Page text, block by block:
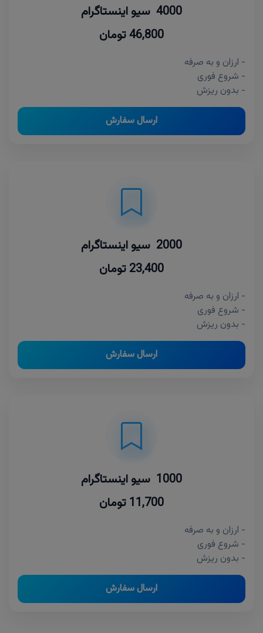
4000 سیو اینستاگرام
46,800 تومان
- ارزان و به صرفه
- شروع فوری
- بدون ریزش
ارسال سفارش
2000 سیو اینستاگرام
23,400 تومان
- ارزان و به صرفه
- شروع فوری
- بدون ریزش
ارسال سفارش
1000 سیو اینستاگرام
11,700 تومان
- ارزان و به صرفه
- شروع فوری
- بدون ریزش
ارسال سفارش